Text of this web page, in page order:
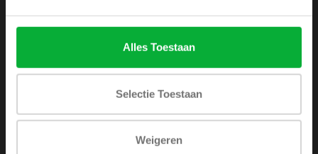
Alles Toestaan
Selectie Toestaan
Weigeren
Disclaimer
Privacy Policy
Sitemap
Traveling Tailor